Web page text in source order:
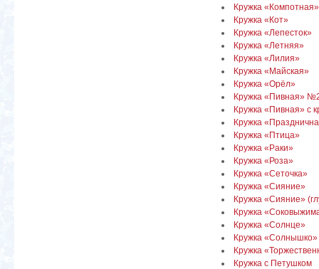
Кружка «Компотная»
Кружка «Кот»
Кружка «Лепесток»
Кружка «Летняя»
Кружка «Лилия»
Кружка «Майская»
Кружка «Орёл»
Кружка «Пивная»
Кружка «Пивная» с
Кружка
Кружка «Птица»
Кружка «Раки»
Кружка «Роза»
Кружка «Сеточка»
Кружка «Сияние»
Кружка «Сияние»
Кружка
Кружка «Солнце»
Кружка «Солнышко»
Кружка
Кружка с Петушком